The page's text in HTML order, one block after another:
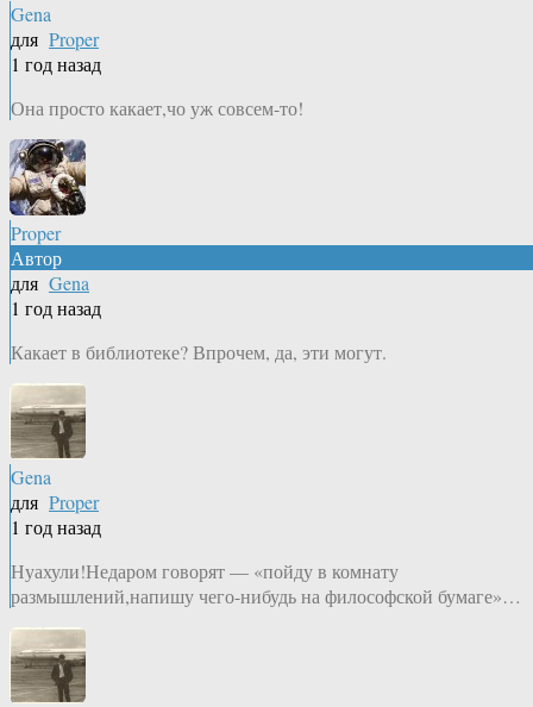
Gena
для Proper
1 год назад
Она просто какает,чо уж совсем-то!
Proper
Автор
для Gena
1 год назад
Какает в библиотеке? Впрочем, да, эти могут.
Gena
для Proper
1 год назад
Нуахули!Недаром говорят — «пойду в комнату
размышлений,напишу чего-нибудь на философской бумаге»…